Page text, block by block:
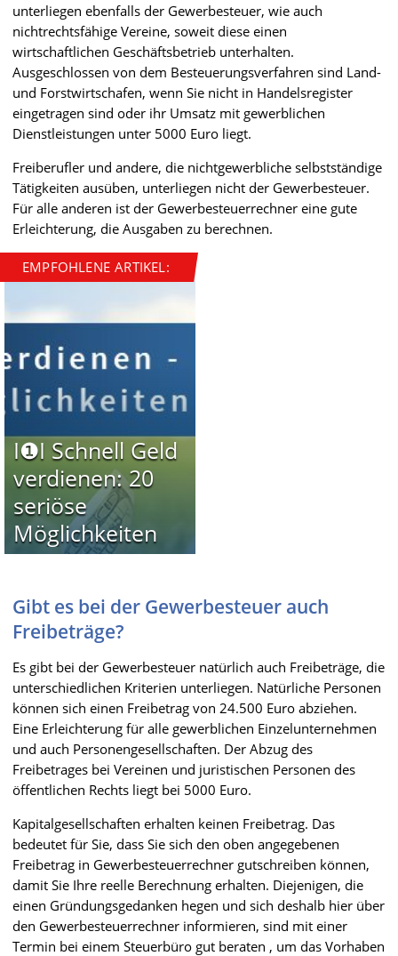
unterliegen ebenfalls der Gewerbesteuer, wie auch
nichtrechtsfähige Vereine, soweit diese einen
wirtschaftlichen Geschäftsbetrieb unterhalten.
Ausgeschlossen von dem Besteuerungsverfahren sind Land-
und Forstwirtschafen, wenn Sie nicht in Handelsregister
eingetragen sind oder ihr Umsatz mit gewerblichen
Dienstleistungen unter 5000 Euro liegt.
Freiberufler und andere, die nichtgewerbliche selbstständige
Tätigkeiten ausüben, unterliegen nicht der Gewerbesteuer.
Für alle anderen ist der Gewerbesteuerrechner eine gute
Erleichterung, die Ausgaben zu berechnen.
EMPFOHLENE ARTIKEL:
I❶I Schnell Geld
verdienen: 20
seriöse
Möglichkeiten
Gibt es bei der Gewerbesteuer auch
Freibeträge?
Es gibt bei der Gewerbesteuer natürlich auch Freibeträge, die
unterschiedlichen Kriterien unterliegen. Natürliche Personen
können sich einen Freibetrag von 24.500 Euro abziehen.
Eine Erleichterung für alle gewerblichen Einzelunternehmen
und auch Personengesellschaften. Der Abzug des
Freibetrages bei Vereinen und juristischen Personen des
öffentlichen Rechts liegt bei 5000 Euro.
Kapitalgesellschaften erhalten keinen Freibetrag. Das
bedeutet für Sie, dass Sie sich den oben angegebenen
Freibetrag in Gewerbesteuerrechner gutschreiben können,
damit Sie Ihre reelle Berechnung erhalten. Diejenigen, die
einen Gründungsgedanken hegen und sich deshalb hier über
den Gewerbesteuerrechner informieren, sind mit einer
Termin bei einem Steuerbüro gut beraten , um das Vorhaben